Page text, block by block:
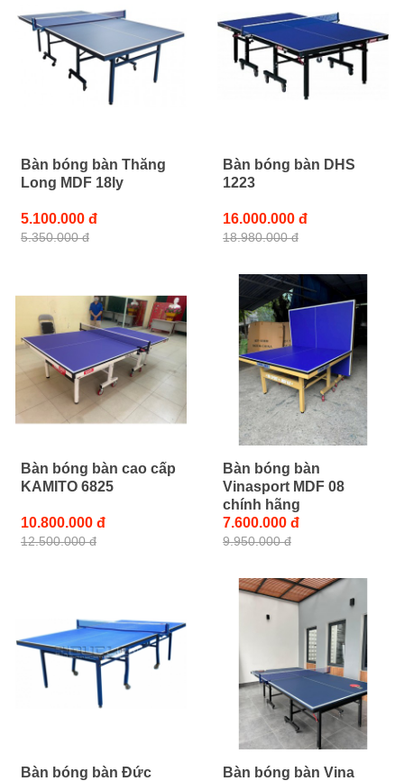
Bàn bóng bàn Thăng
Long MDF 18ly
5.100.000 đ
5.350.000 đ
Bàn bóng bàn DHS
1223
16.000.000 đ
18.980.000 đ
Bàn bóng bàn cao cấp
KAMITO 6825
10.800.000 đ
12.500.000 đ
Bàn bóng bàn
Vinasport MDF 08
chính hãng
7.600.000 đ
9.950.000 đ
Bàn bóng bàn Đức
Bàn bóng bàn Vina